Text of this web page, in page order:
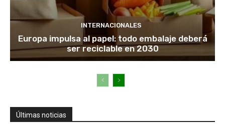
INTERNACIONALES
Europa impulsa al papel: todo embalaje deberá
ser reciclable en 2030
Últimas noticias